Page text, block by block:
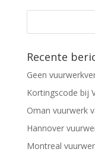
Recente
Geen
Kortingscode bij
Oman vuurwerk
Hannover
Montreal